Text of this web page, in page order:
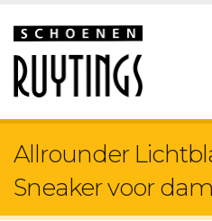
Allrounder
Sneaker voor